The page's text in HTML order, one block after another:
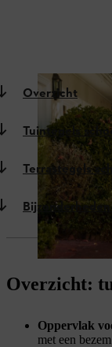
Overzicht
Tuintegels
Terrastegels
Overzicht:
Oppervlak
met een